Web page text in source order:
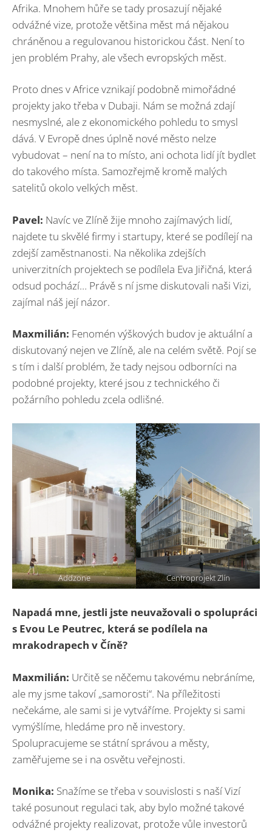
Afrika. Mnohem hůře se tady prosazují nějaké
odvážné vize, protože většina měst má nějakou
chráněnou a regulovanou historickou část. Není to
jen problém Prahy, ale všech evropských měst.
Proto dnes v Africe vznikají podobně mimořádné
projekty jako třeba v Dubaji. Nám se možná zdají
nesmyslné, ale z ekonomického pohledu to smysl
dává. V Evropě dnes úplně nové město nelze
vybudovat – není na to místo, ani ochota lidí jít bydlet
do takového místa. Samozřejmě kromě malých
satelitů okolo velkých měst.
Pavel: Navíc ve Zlíně žije mnoho zajímavých lidí,
najdete tu skvělé firmy i startupy, které se podílejí na
zdejší zaměstnanosti. Na několika zdejších
univerzitních projektech se podílela Eva Jiřičná, která
odsud pochází… Právě s ní jsme diskutovali naši Vizi,
zajímal náš její názor.
Maxmilián: Fenomén výškových budov je aktuální a
diskutovaný nejen ve Zlíně, ale na celém světě. Pojí se
s tím i další problém, že tady nejsou odborníci na
podobné projekty, které jsou z technického či
požárního pohledu zcela odlišné.
Addzone Centroprojekt Zlín
Napadá mne, jestli jste neuvažovali o spolupráci
s Evou Le Peutrec, která se podílela na
mrakodrapech v Číně?
Maxmilián: Určitě se něčemu takovému nebráníme,
ale my jsme takoví „samorosti“. Na příležitosti
nečekáme, ale sami si je vytváříme. Projekty si sami
vymýšlíme, hledáme pro ně investory.
Spolupracujeme se státní správou a městy,
zaměřujeme se i na osvětu veřejnosti.
Monika: Snažíme se třeba v souvislosti s naší Vizí
také posunout regulaci tak, aby bylo možné takové
odvážné projekty realizovat, protože vůle investorů